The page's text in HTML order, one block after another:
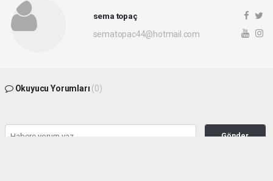
sema topaç
sematopac44@hotmail.com
Okuyucu Yorumları (0)
Gönder